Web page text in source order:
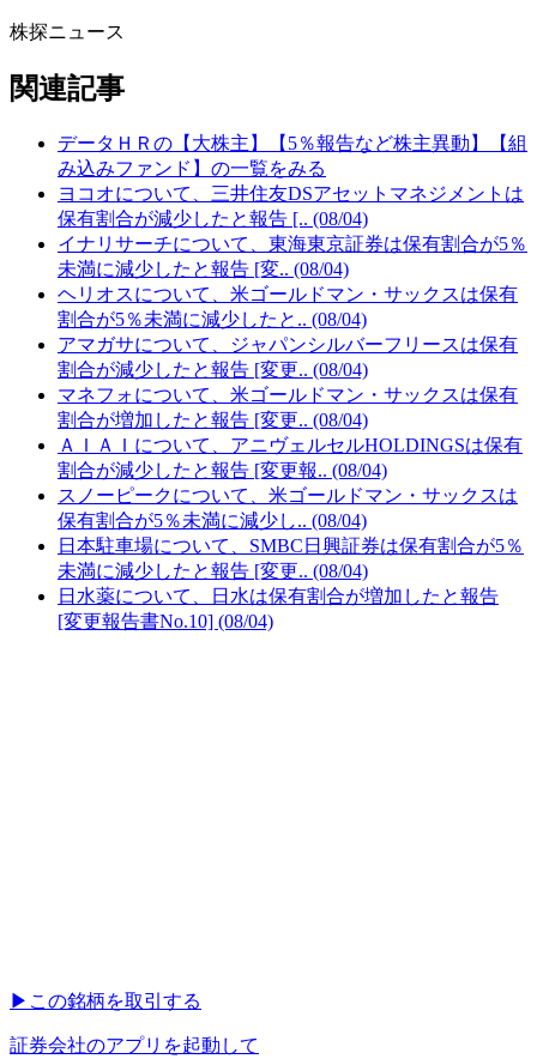
株探ニュース
関連記事
データＨＲの【大株主】【5％報告など株主異動】【組
み込みファンド】の一覧をみる
ヨコオについて、三井住友DSアセットマネジメントは
保有割合が減少したと報告 [.. (08/04)
イナリサーチについて、東海東京証券は保有割合が5％
未満に減少したと報告 [変.. (08/04)
ヘリオスについて、米ゴールドマン・サックスは保有
割合が5％未満に減少したと.. (08/04)
アマガサについて、ジャパンシルバーフリースは保有
割合が減少したと報告 [変更.. (08/04)
マネフォについて、米ゴールドマン・サックスは保有
割合が増加したと報告 [変更.. (08/04)
ＡＩＡＩについて、アニヴェルセルHOLDINGSは保有
割合が減少したと報告 [変更報.. (08/04)
スノーピークについて、米ゴールドマン・サックスは
保有割合が5％未満に減少し.. (08/04)
日本駐車場について、SMBC日興証券は保有割合が5％
未満に減少したと報告 [変更.. (08/04)
日水薬について、日水は保有割合が増加したと報告
[変更報告書No.10] (08/04)
▶︎ この銘柄を取引する
証券会社のアプリを起動して